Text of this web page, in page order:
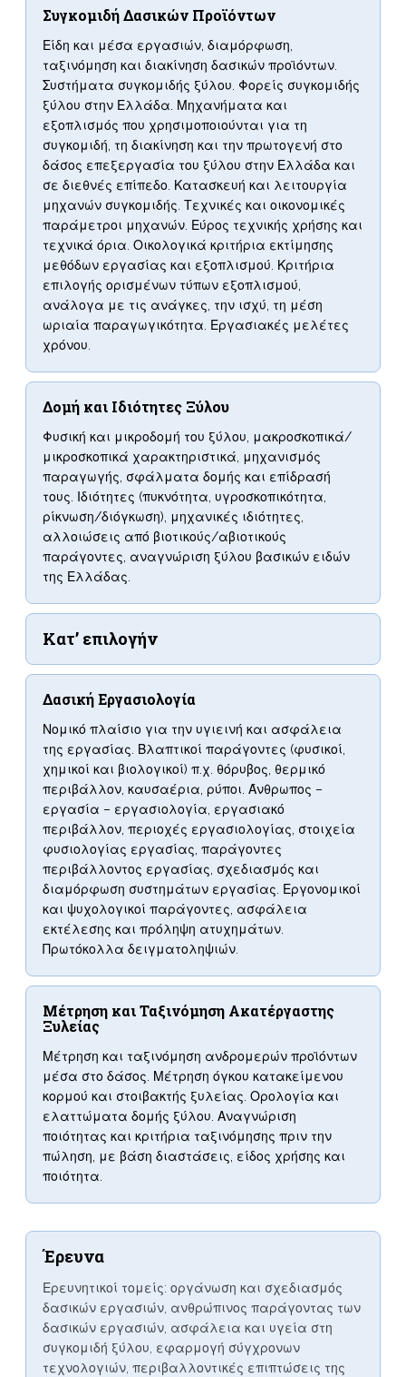
Συγκομιδή Δασικών Προϊόντων
Είδη και μέσα εργασιών, διαμόρφωση,
ταξινόμηση και διακίνηση δασικών προϊόντων.
Συστήματα συγκομιδής ξύλου. Φορείς συγκομιδής
ξύλου στην Ελλάδα. Μηχανήματα και
εξοπλισμός που χρησιμοποιούνται για τη
συγκομιδή, τη διακίνηση και την πρωτογενή στο
δάσος επεξεργασία του ξύλου στην Ελλάδα και
σε διεθνές επίπεδο. Κατασκευή και λειτουργία
μηχανών συγκομιδής. Τεχνικές και οικονομικές
παράμετροι μηχανών. Εύρος τεχνικής χρήσης και
τεχνικά όρια. Οικολογικά κριτήρια εκτίμησης
μεθόδων εργασίας και εξοπλισμού. Κριτήρια
επιλογής ορισμένων τύπων εξοπλισμού,
ανάλογα με τις ανάγκες, την ισχύ, τη μέση
ωριαία παραγωγικότητα. Εργασιακές μελέτες
χρόνου.
Δομή και Ιδιότητες Ξύλου
Φυσική και μικροδομή του ξύλου, μακροσκοπικά/
μικροσκοπικά χαρακτηριστικά, μηχανισμός
παραγωγής, σφάλματα δομής και επίδρασή
τους. Ιδιότητες (πυκνότητα, υγροσκοπικότητα,
ρίκνωση/διόγκωση), μηχανικές ιδιότητες,
αλλοιώσεις από βιοτικούς/αβιοτικούς
παράγοντες, αναγνώριση ξύλου βασικών ειδών
της Ελλάδας.
Κατ’ επιλογήν
Δασική Εργασιολογία
Νομικό πλαίσιο για την υγιεινή και ασφάλεια
της εργασίας. Βλαπτικοί παράγοντες (φυσικοί,
χημικοί και βιολογικοί) π.χ. θόρυβος, θερμικό
περιβάλλον, καυσαέρια, ρύποι. Άνθρωπος –
εργασία – εργασιολογία, εργασιακό
περιβάλλον, περιοχές εργασιολογίας, στοιχεία
φυσιολογίας εργασίας, παράγοντες
περιβάλλοντος εργασίας, σχεδιασμός και
διαμόρφωση συστημάτων εργασίας. Εργονομικοί
και ψυχολογικοί παράγοντες, ασφάλεια
εκτέλεσης και πρόληψη ατυχημάτων.
Πρωτόκολλα δειγματοληψιών.
Μέτρηση και Ταξινόμηση Ακατέργαστης
Ξυλείας
Μέτρηση και ταξινόμηση ανδρομερών προϊόντων
μέσα στο δάσος. Μέτρηση όγκου κατακείμενου
κορμού και στοιβακτής ξυλείας. Ορολογία και
ελαττώματα δομής ξύλου. Αναγνώριση
ποιότητας και κριτήρια ταξινόμησης πριν την
πώληση, με βάση διαστάσεις, είδος χρήσης και
ποιότητα.
Έρευνα
Ερευνητικοί τομείς: οργάνωση και σχεδιασμός
δασικών εργασιών, ανθρώπινος παράγοντας των
δασικών εργασιών, ασφάλεια και υγεία στη
συγκομιδή ξύλου, εφαρμογή σύγχρονων
τεχνολογιών, περιβαλλοντικές επιπτώσεις της